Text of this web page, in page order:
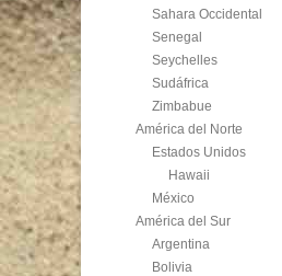
Sahara Occidental
Senegal
Seychelles
Sudáfrica
Zimbabue
América del Norte
Estados Unidos
Hawaii
México
América del Sur
Argentina
Bolivia